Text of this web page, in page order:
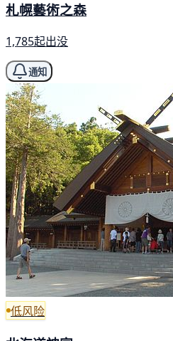
札幌藝術之森
1,785起出没
通知
低风险